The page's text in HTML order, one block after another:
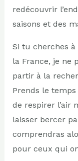
redécouvrir
saisons et des
Si tu cherches
la France, je ne
partir à la
Prends le temps
de respirer l’air
laisser bercer
comprendras
pour ceux qui